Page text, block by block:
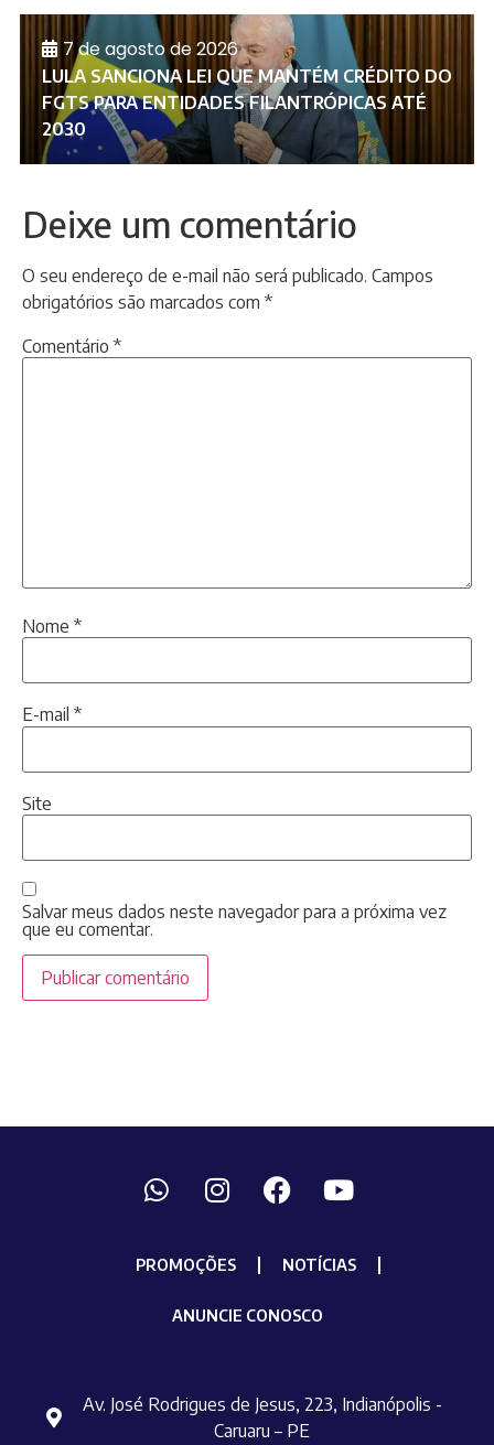
7 de agosto de 2026
LULA SANCIONA LEI QUE MANTÉM CRÉDITO DO
FGTS PARA ENTIDADES FILANTRÓPICAS ATÉ
2030
Deixe um comentário
O seu endereço de e-mail não será publicado. Campos
obrigatórios são marcados com *
Comentário *
Nome *
E-mail *
Site
Salvar meus dados neste navegador para a próxima vez
que eu comentar.
PROMOÇÕES NOTÍCIAS
ANUNCIE CONOSCO
Av. José Rodrigues de Jesus, 223, Indianópolis -
Caruaru – PE